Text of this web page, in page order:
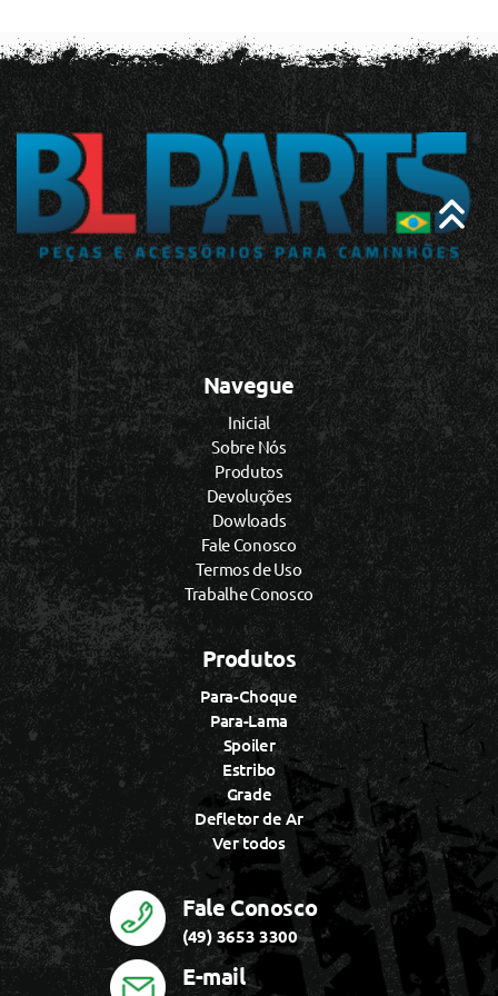
Navegue
Inicial
Sobre Nós
Produtos
Devoluções
Dowloads
Fale Conosco
Termos de Uso
Trabalhe Conosco
Produtos
Para-Choque
Para-Lama
Spoiler
Estribo
Grade
Defletor de Ar
Ver todos
Fale Conosco
(49) 3653 3300
E-mail